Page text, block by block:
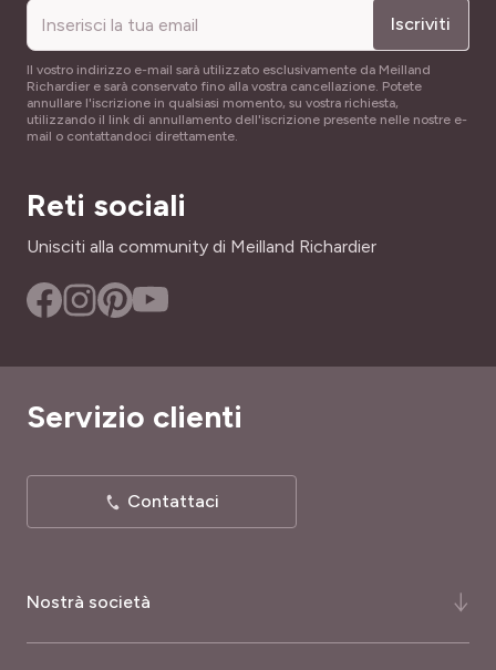
Iscriviti
Il vostro indirizzo e-mail sarà utilizzato esclusivamente da Meilland
Richardier e sarà conservato fino alla vostra cancellazione. Potete
annullare l'iscrizione in qualsiasi momento, su vostra richiesta,
utilizzando il link di annullamento dell'iscrizione presente nelle nostre e-
mail o contattandoci direttamente.
Reti sociali
Unisciti alla community di Meilland Richardier
Nostrà società
Servizio clienti
Contattaci